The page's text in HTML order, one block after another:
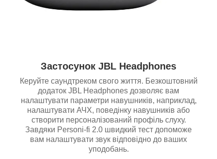
Застосунок JBL Headphones
Керуйте саундтреком свого життя. Безкоштовний
додаток JBL Headphones дозволяє вам
налаштувати параметри навушників, наприклад,
налаштувати АЧХ, поведінку навушників або
створити персоналізований профіль слуху.
Завдяки Personi-fi 2.0 швидкий тест допоможе
вам налаштувати звук відповідно до ваших
уподобань.